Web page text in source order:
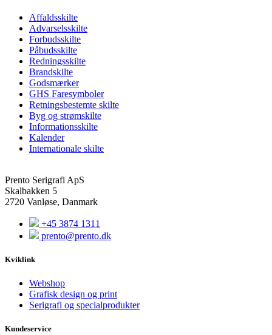
Affaldsskilte
Advarselsskilte
Forbudsskilte
Påbudsskilte
Redningsskilte
Brandskilte
Godsmærker
GHS Faresymboler
Retningsbestemte skilte
Byg og strømskilte
Informationsskilte
Kalender
Internationale skilte
Prento Serigrafi ApS
Skalbakken 5
2720 Vanløse, Danmark
+45 3874 1311
prento@prento.dk
Kviklink
Webshop
Grafisk design og print
Serigrafi og specialprodukter
Kundeservice